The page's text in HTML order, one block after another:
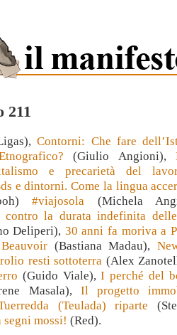
211
Contorni: Che fare
(Giulio Angioni),
e precarietà del
e dintorni. Come la lingua
) #viajosola (Michela
contro la durata indefinita
Deliperi), 30 anni fa moriva a
(Bastiana Madau),
resti sottoterra (Alex
(Guido Viale),I perché del
Masala), Il progetto
(Teulada) riparte
segni mossi! (Red).